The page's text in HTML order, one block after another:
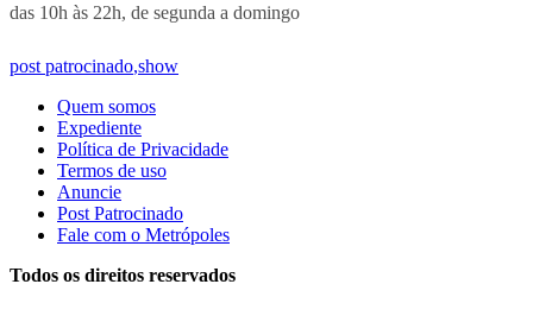
das 10h às 22h, de segunda a domingo
post patrocinado,show
Quem somos
Expediente
Política de Privacidade
Termos de uso
Anuncie
Post Patrocinado
Fale com o Metrópoles
Todos os direitos reservados